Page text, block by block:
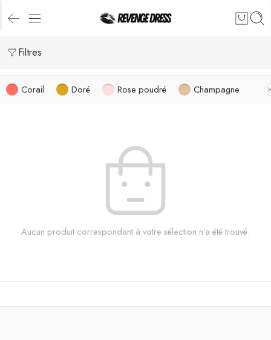
Filtres
Corail Doré Rose poudré Champagne
Aucun produit correspondant à votre sélection n'a été trouvé.